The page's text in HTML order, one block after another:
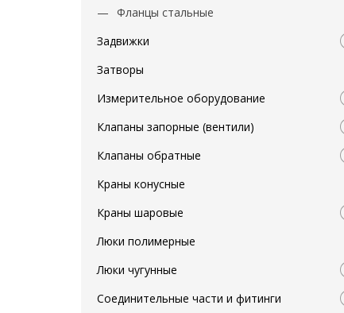
Фланцы стальные
Задвижки
Затворы
Измерительное оборудование
Клапаны запорные (вентили)
Клапаны обратные
Краны конусные
Краны шаровые
Люки полимерные
Люки чугунные
Соединительные части и фитинги